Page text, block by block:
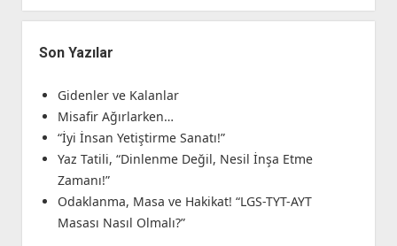
Son Yazılar
Gidenler ve Kalanlar
Misafir Ağırlarken…
“İyi İnsan Yetiştirme Sanatı!”
Yaz Tatili, “Dinlenme Değil, Nesil İnşa Etme
Zamanı!”
Odaklanma, Masa ve Hakikat! “LGS-TYT-AYT
Masası Nasıl Olmalı?”